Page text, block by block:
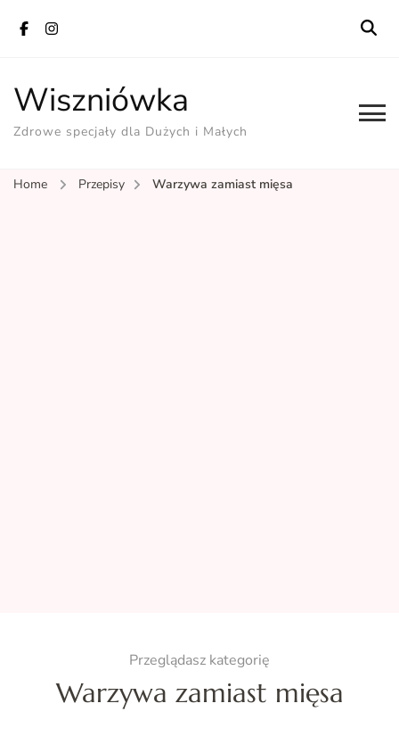
Wiszniówka
Zdrowe specjały dla Dużych i Małych
Home Przepisy Warzywa zamiast mięsa
Przeglądasz kategorię
Warzywa zamiast mięsa